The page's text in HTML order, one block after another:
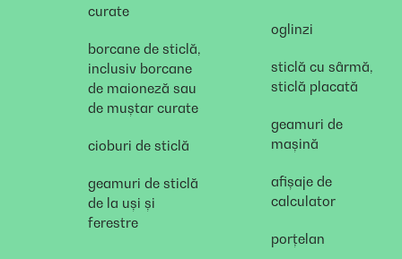
curate
borcane de sticlă,
inclusiv borcane
de maioneză sau
de muștar curate
cioburi de sticlă
geamuri de sticlă
de la uși și
ferestre
oglinzi
sticlă cu sârmă,
sticlă placată
geamuri de
mașină
afișaje de
calculator
porțelan